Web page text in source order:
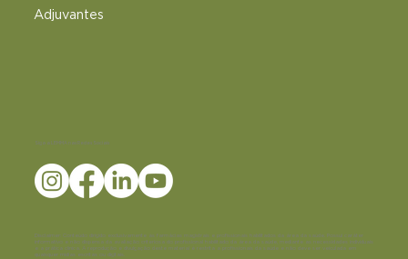
Adjuvantes
Siga a LEMMA nas Redes Sociais
Disclaimer:
Conteúdo dirigido exclusivamente às farmácias magistrais e profissionais habilitados da área da saúde. Possui caráter
informativo e não dispensa da avaliação criteriosa do profissional habilitado da área da saúde, mediante as necessidades individuais
e a prática clínica. A reprodução e divulgação deste material é restrita a profissionais da saúde e não deve ser veiculada em
quaisquer mídias escritas ou digitais.